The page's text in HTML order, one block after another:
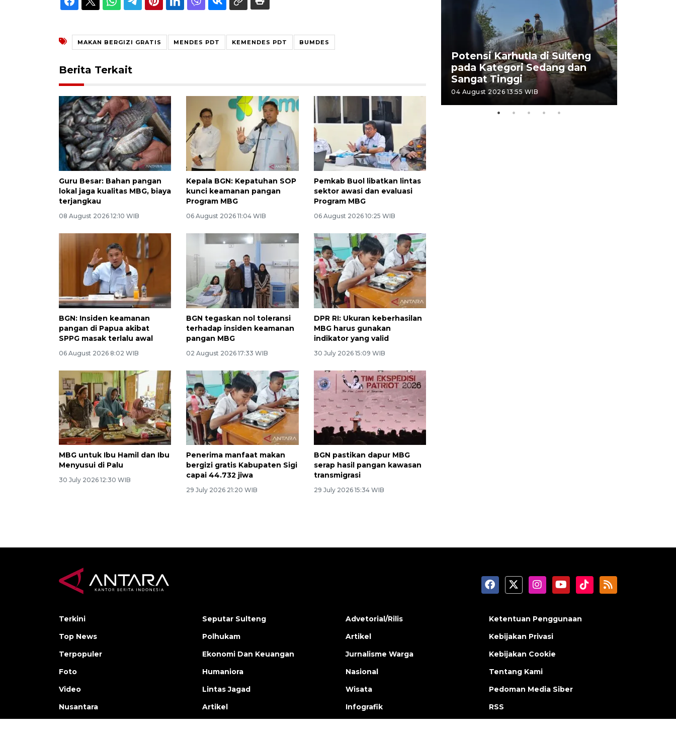
MAKAN BERGIZI GRATIS MENDES PDT KEMENDES PDT BUMDES
Berita Terkait
Guru Besar: Bahan pangan
lokal jaga kualitas MBG, biaya
terjangkau
08 August 2026 12:10 WIB
Kepala BGN: Kepatuhan SOP
kunci keamanan pangan
Program MBG
06 August 2026 11:04 WIB
Pemkab Buol libatkan lintas
sektor awasi dan evaluasi
Program MBG
06 August 2026 10:25 WIB
BGN: Insiden keamanan
pangan di Papua akibat
SPPG masak terlalu awal
06 August 2026 8:02 WIB
BGN tegaskan nol toleransi
terhadap insiden keamanan
pangan MBG
02 August 2026 17:33 WIB
DPR RI: Ukuran keberhasilan
MBG harus gunakan
indikator yang valid
30 July 2026 15:09 WIB
MBG untuk Ibu Hamil dan Ibu
Menyusui di Palu
30 July 2026 12:30 WIB
Penerima manfaat makan
bergizi gratis Kabupaten Sigi
capai 44.732 jiwa
29 July 2026 21:20 WIB
BGN pastikan dapur MBG
serap hasil pangan kawasan
transmigrasi
29 July 2026 15:34 WIB
Potensi Karhutla di Sulteng
pada Kategori Sedang dan
Sangat Tinggi
04 August 2026 13:55 WIB
Terkini
Top News
Terpopuler
Foto
Video
Nusantara
Seputar Sulteng
Polhukam
Ekonomi Dan Keuangan
Humaniora
Lintas Jagad
Artikel
Advetorial/Rilis
Artikel
Jurnalisme Warga
Nasional
Wisata
Infografik
Ketentuan Penggunaan
Kebijakan Privasi
Kebijakan Cookie
Tentang Kami
Pedoman Media Siber
RSS